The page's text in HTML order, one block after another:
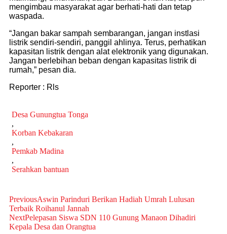
mengimbau masyarakat agar berhati-hati dan tetap
waspada.
“Jangan bakar sampah sembarangan, jangan instlasi
listrik sendiri-sendiri, panggil ahlinya. Terus, perhatikan
kapasitan listrik dengan alat elektronik yang digunakan.
Jangan berlebihan beban dengan kapasitas listrik di
rumah,” pesan dia.
Reporter : Rls
Desa Gunungtua Tonga
,
Korban Kebakaran
,
Pemkab Madina
,
Serahkan bantuan
PreviousAswin Parinduri Berikan Hadiah Umrah Lulusan
Terbaik Roihanul Jannah
NextPelepasan Siswa SDN 110 Gunung Manaon Dihadiri
Kepala Desa dan Orangtua